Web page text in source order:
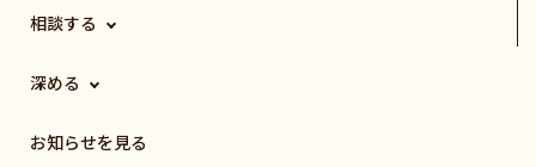
相談する
深める
お知らせを見る